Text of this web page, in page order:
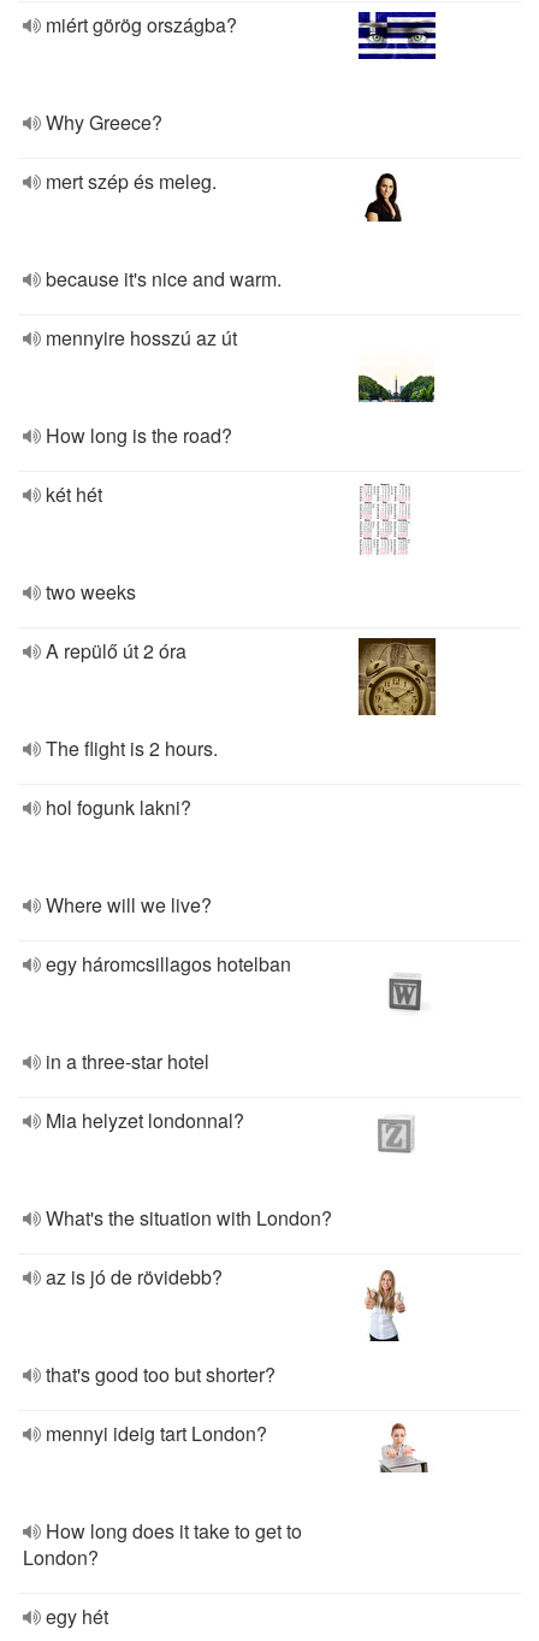
miért görög országba?
Why Greece?
mert szép és meleg.
because it's nice and warm.
mennyire hosszú az út
How long is the road?
két hét
two weeks
A repülő út 2 óra
The flight is 2 hours.
hol fogunk lakni?
Where will we live?
egy háromcsillagos hotelban
in a three-star hotel
Mia helyzet londonnal?
What's the situation with London?
az is jó de rövidebb?
that's good too but shorter?
mennyi ideig tart London?
How long does it take to get to
London?
egy hét